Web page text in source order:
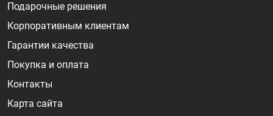
Подарочные решения
Корпоративным клиентам
Гарантии качества
Покупка и оплата
Контакты
Карта сайта